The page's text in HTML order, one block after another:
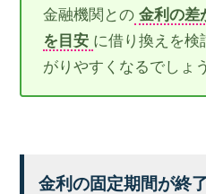
金融機関との 金利の差
を目安 に借り換えを検
がりやすくなるでしょう
金利の固定期間が終